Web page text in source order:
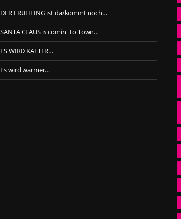
DER FRÜHLING ist da/kommt noch…
SANTA CLAUS is comin´to Town…
ES WIRD KÄLTER…
Es wird wärmer…